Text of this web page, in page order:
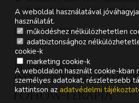
tantra, terápia,
zene
szerda, 2026-06-24., 12:00 -
Tógyer Andrea
Integratív
Fohow-terápia
A weboldal használatával
használatát.
működéshez nélkülözhetetlen
adatbiztonsághoz
cookie-k
marketing cookie-k
A weboldalon használt cookie-kban
személyes adatokat, részletesebb
kattintson az adatvédelmi